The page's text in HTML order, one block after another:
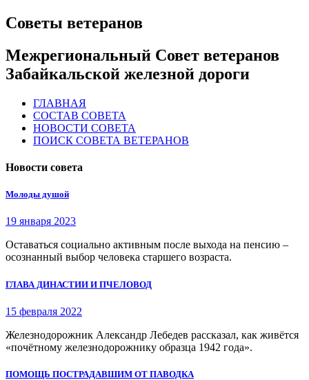
Советы ветеранов
Межрегиональный Совет ветеранов
Забайкальской железной дороги
ГЛАВНАЯ
СОСТАВ СОВЕТА
НОВОСТИ СОВЕТА
ПОИСК СОВЕТА ВЕТЕРАНОВ
Новости совета
Молоды душой
19 января 2023
Оставаться социально активным после выхода на пенсию –
осознанный выбор человека старшего возраста.
ГЛАВА ДИНАСТИИ И ПЧЕЛОВОД
15 февраля 2022
Железнодорожник Александр Лебедев рассказал, как живётся
«почётному железнодорожнику образца 1942 года».
ПОМОЩЬ ПОСТРАДАВШИМ ОТ ПАВОДКА